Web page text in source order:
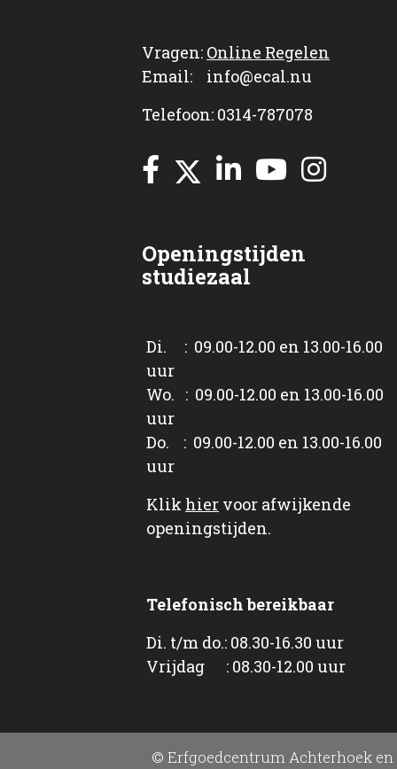
Vragen: Online Regelen
Email: info@ecal.nu
Telefoon: 0314-787078
Openingstijden
studiezaal
Di. : 09.00-12.00 en 13.00-16.00
uur
Wo. : 09.00-12.00 en 13.00-16.00
uur
Do. : 09.00-12.00 en 13.00-16.00
uur
Klik hier voor afwijkende
openingstijden.
Telefonisch bereikbaar
Di. t/m do.: 08.30-16.30 uur
Vrijdag : 08.30-12.00 uur
© Erfgoedcentrum Achterhoek en